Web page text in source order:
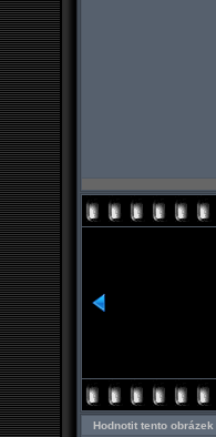
Hodnotit tento obrázek